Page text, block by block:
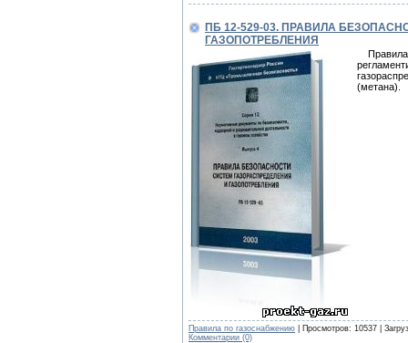
ПБ 12-529-03. ПРАВИЛА
ГАЗОПОТРЕБЛЕНИЯ
Правила
(метана).
Правила по газоснабжению | Просмотров: 10537 |
Комментарии (0)